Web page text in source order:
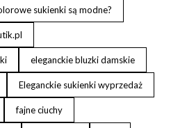
sukienki są modne?
eleganckie bluzki damskie
Eleganckie sukienki wyprzedaż
fajne ciuchy